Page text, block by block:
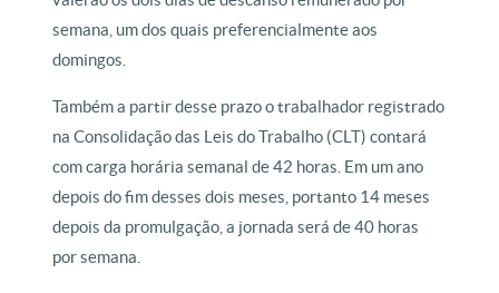
semana, um dos quais preferencialmente aos
domingos.
Também a partir desse prazo o trabalhador registrado
na Consolidação das Leis do Trabalho (CLT) contará
com carga horária semanal de 42 horas. Em um ano
depois do fim desses dois meses, portanto 14 meses
depois da promulgação, a jornada será de 40 horas
por semana.